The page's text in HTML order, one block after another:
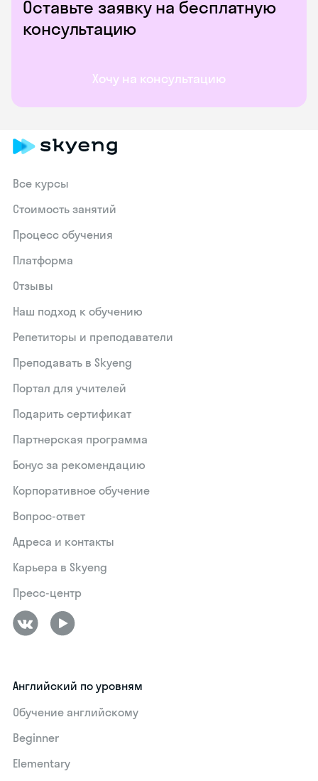
Оставьте заявку на бесплатную
консультацию
Хочу на консультацию
Все курсы
Стоимость занятий
Процесс обучения
Платформа
Отзывы
Наш подход к обучению
Репетиторы и преподаватели
Преподавать в Skyeng
Портал для учителей
Подарить сертификат
Партнерская программа
Бонус за рекомендацию
Корпоративное обучение
Вопрос-ответ
Адреса и контакты
Карьера в Skyeng
Пресс-центр
Английский по уровням
Обучение английскому
Beginner
Elementary